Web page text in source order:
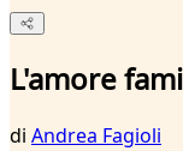
L'amore
di Andrea Fagioli